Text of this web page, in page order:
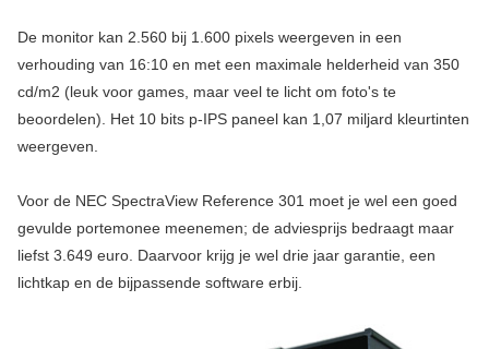
De monitor kan 2.560 bij 1.600 pixels weergeven in een
verhouding van 16:10 en met een maximale helderheid van 350
cd/m2 (leuk voor games, maar veel te licht om foto's te
beoordelen). Het 10 bits p-IPS paneel kan 1,07 miljard kleurtinten
weergeven.
Voor de NEC SpectraView Reference 301 moet je wel een goed
gevulde portemonee meenemen; de adviesprijs bedraagt maar
liefst 3.649 euro. Daarvoor krijg je wel drie jaar garantie, een
lichtkap en de bijpassende software erbij.